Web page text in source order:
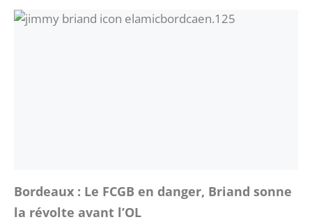
Bordeaux : Le FCGB en danger, Briand sonne
la révolte avant l’OL